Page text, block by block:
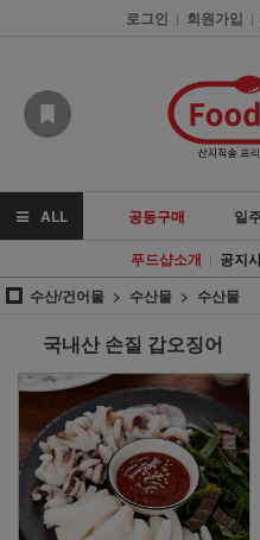
로그인 | 회원가입 |
ALL 공동구매 일
푸드샵소개 | 공지
수산/건어물
수산물 수산물
국내산 손질 갑오징어